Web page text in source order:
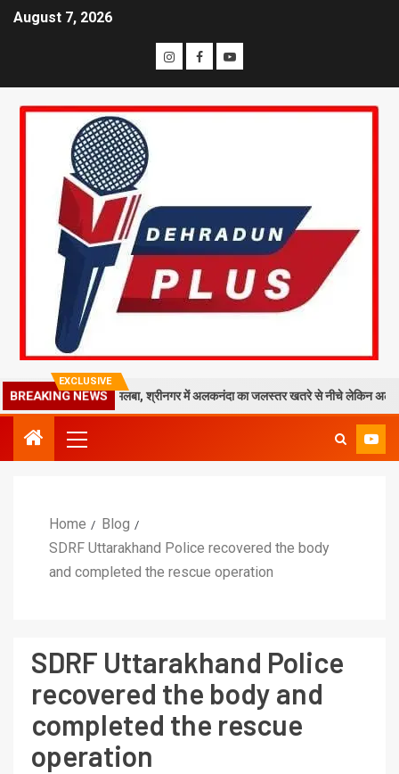
August 7, 2026
EXCLUSIVE
BREAKING NEWS
मंदिर पर गिरा मलबा, श्रीनगर में अलकनंदा का जलस्तर खतरे से नीचे लेकिन अलर्ट जारी
Home
Blog
SDRF Uttarakhand Police recovered the body
and completed the rescue operation
SDRF Uttarakhand Police
recovered the body and
completed the rescue
operation